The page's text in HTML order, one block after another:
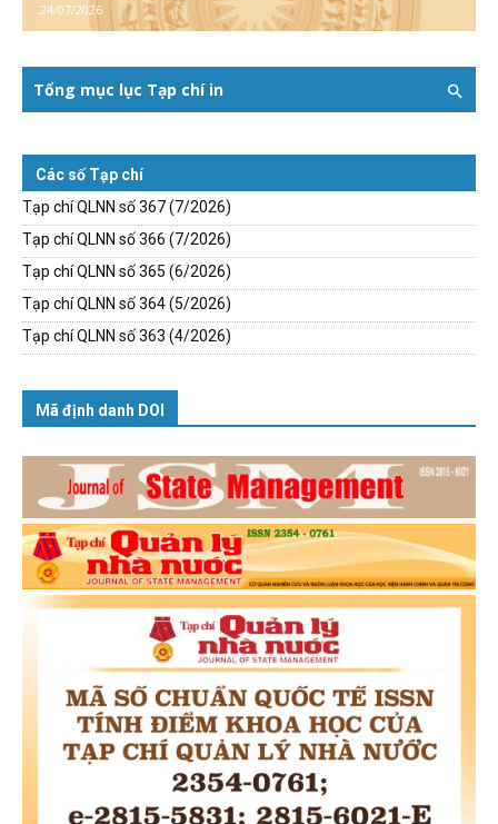
24/07/2026
Tổng mục lục Tạp chí in
Các số Tạp chí
Tạp chí QLNN số 367 (7/2026)
Tạp chí QLNN số 366 (7/2026)
Tạp chí QLNN số 365 (6/2026)
Tạp chí QLNN số 364 (5/2026)
Tạp chí QLNN số 363 (4/2026)
Mã định danh DOI